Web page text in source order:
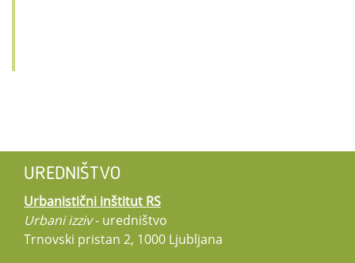
UREDNIŠTVO
Urbanistični inštitut RS
Urbani izziv- uredništvo
Trnovski pristan 2, 1000 Ljubljana